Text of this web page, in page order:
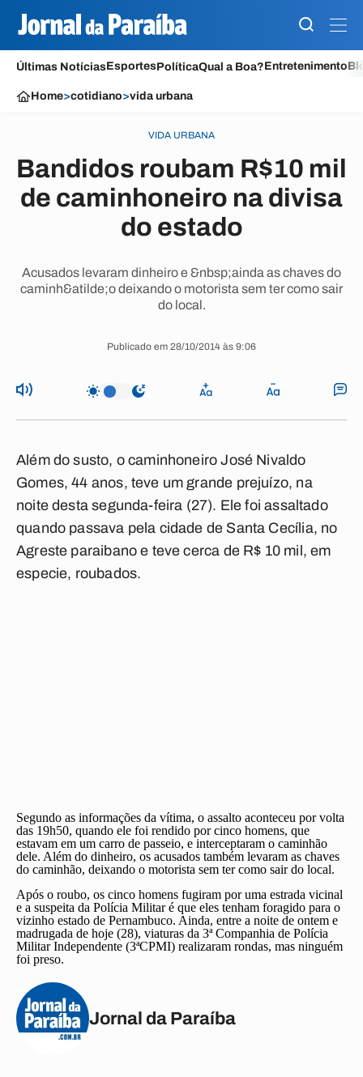
Últimas NotíciasEsportesPolíticaQual a Boa?Entretenimento
Home>cotidiano>vida urbana
VIDA URBANA
Bandidos roubam R$10 mil
de caminhoneiro na divisa
do estado
Acusados levaram dinheiro e &nbsp;ainda as chaves do
caminh&atilde;o deixando o motorista sem ter como sair
do local.
Publicado em 28/10/2014 às 9:06
Além do susto, o caminhoneiro José Nivaldo
Gomes, 44 anos, teve um grande prejuízo, na
noite desta segunda-feira (27). Ele foi assaltado
quando passava pela cidade de Santa Cecília, no
Agreste paraibano e teve cerca de R$ 10 mil, em
especie, roubados.
Segundo as informações da vítima, o assalto aconteceu por volta
das 19h50, quando ele foi rendido por cinco homens, que
estavam em um carro de passeio, e interceptaram o caminhão
dele. Além do dinheiro, os acusados também levaram as chaves
do caminhão, deixando o motorista sem ter como sair do local.
Após o roubo, os cinco homens fugiram por uma estrada vicinal
e a suspeita da Polícia Militar é que eles tenham foragido para o
vizinho estado de Pernambuco. Ainda, entre a noite de ontem e
madrugada de hoje (28), viaturas da 3ª Companhia de Polícia
Militar Independente (3ªCPMI) realizaram rondas, mas ninguém
foi preso.
Jornal da Paraíba